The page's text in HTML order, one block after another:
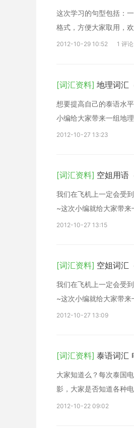
这次学习的句型包括：
格式，方便大家取用，欢
2012-10-29 10:52 1 评论
[词汇资料] 地理词汇
想要提高自己的泰语水
小编给大家带来一组地
2012-10-27 13:23
[词汇资料] 空姐用语
我们在飞机上一定会受
~这次小编就给大家带来
2012-10-27 13:15
[词汇资料] 空姐词汇
我们在飞机上一定会受
~这次小编就给大家带来
2012-10-27 13:09
[词汇资料] 泰语词汇
大家知道么？每次泰国
影，大家是否知道各种
2012-10-22 09:02